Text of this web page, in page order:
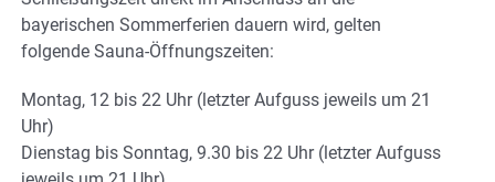
bayerischen Sommerferien dauern wird, gelten
folgende Sauna-Öffnungszeiten:
Montag, 12 bis 22 Uhr (letzter Aufguss jeweils um 21
Uhr)
Dienstag bis Sonntag, 9.30 bis 22 Uhr (letzter Aufguss